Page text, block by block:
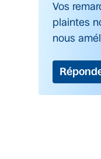
Vos
plaintes
nous